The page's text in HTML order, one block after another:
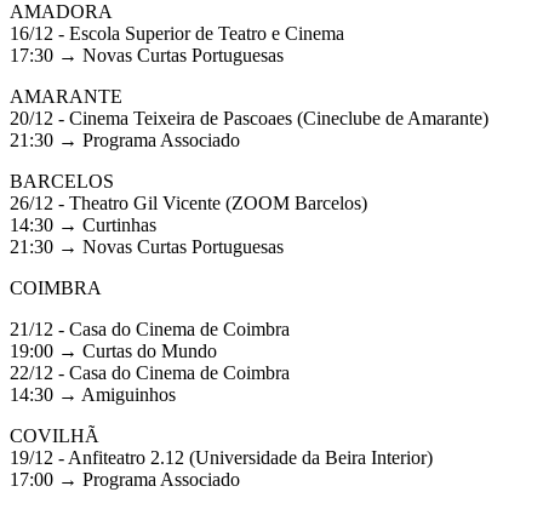
AMADORA
16/12 - Escola Superior de Teatro e Cinema
17:30 → Novas Curtas Portuguesas
AMARANTE
20/12 - Cinema Teixeira de Pascoaes (Cineclube de Amarante)
21:30 → Programa Associado
BARCELOS
26/12 - Theatro Gil Vicente (ZOOM Barcelos)
14:30 → Curtinhas
21:30 → Novas Curtas Portuguesas
COIMBRA
21/12 - Casa do Cinema de Coimbra
19:00 → Curtas do Mundo
22/12 - Casa do Cinema de Coimbra
14:30 → Amiguinhos
COVILHÃ
19/12 - Anfiteatro 2.12 (Universidade da Beira Interior)
17:00 → Programa Associado